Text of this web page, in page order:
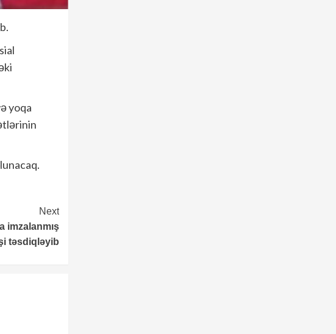
yoqa
Next
imzalanmış
təsdiqləyib